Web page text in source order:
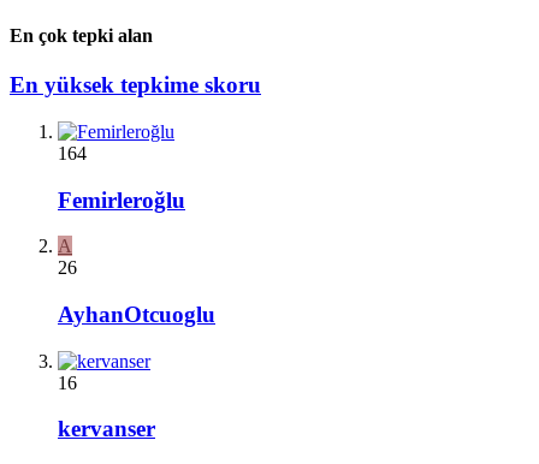
En çok tepki alan
En yüksek tepkime skoru
164
Femirleroğlu
A
26
AyhanOtcuoglu
16
kervanser